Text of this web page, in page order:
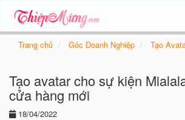
Trang chủ Góc Doanh Nghiệp Tạo
Tạo avatar cho sự kiện
cửa hàng mới
18/04/2022